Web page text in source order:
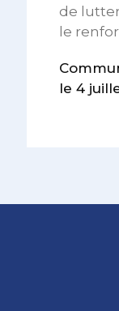
de
le
le 4